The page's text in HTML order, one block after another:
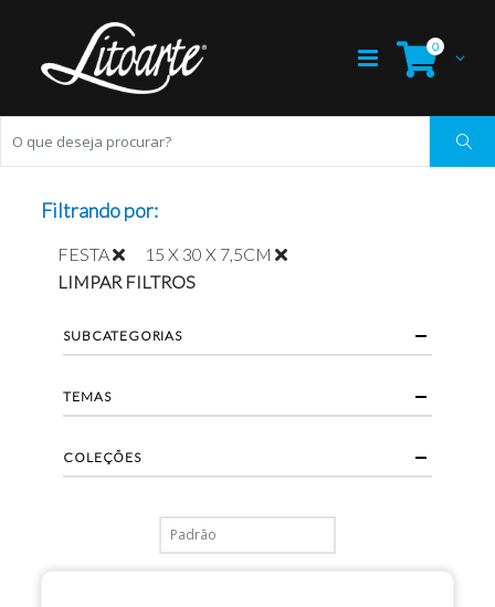
0
Filtrando por:
FESTA
15 X 30 X 7,5CM
LIMPAR FILTROS
SUBCATEGORIAS
TEMAS
COLEÇÕES